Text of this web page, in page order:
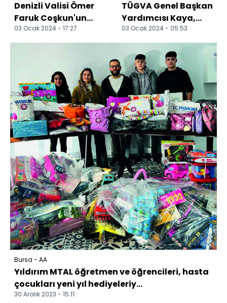
Denizli Valisi Ömer
Faruk Coşkun'un
annesi toprağa
verildi
03 Ocak 2024 - 17:27
TÜGVA Genel Başkan
Yardımcısı Kaya,
Bursa'da trafik
kazasında
yaralandı
03 Ocak 2024 - 05:53
Bursa - AA
Yıldırım MTAL öğretmen ve öğrencileri, hasta
çocukları yeni yıl hediyeleriy...
30 Aralık 2023 - 15:11